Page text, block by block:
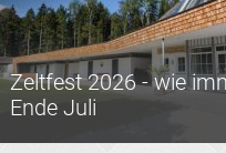
Zeltfest 2026 - wie
Ende Juli